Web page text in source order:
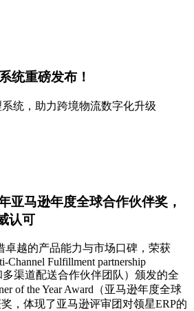
统重磅发布！
统，助力跨境物流数字化升级
亚马逊年度全球合作伙伴奖，
认可
卓越的产品能力与市场口碑，荣获
Channel Fulfillment partnership
多渠道配送合作伙伴团队）颁发的全
of the Year Award（亚马逊年度全球
，体现了亚马逊评审团对领星ERP的